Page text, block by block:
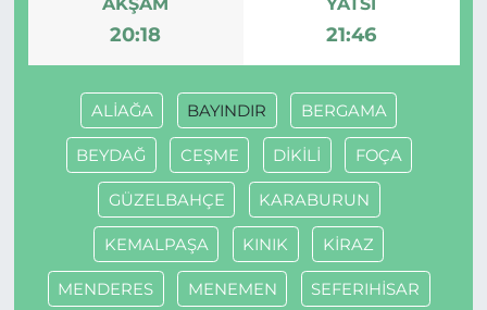
AKŞAM
20:18
YATSI
21:46
ALİAĞA BAYINDIR BERGAMA
BEYDAĞ CEŞME DİKİLİ FOÇA
GÜZELBAHÇE KARABURUN
KEMALPAŞA KINIK KİRAZ
MENDERES MENEMEN SEFERIHİSAR